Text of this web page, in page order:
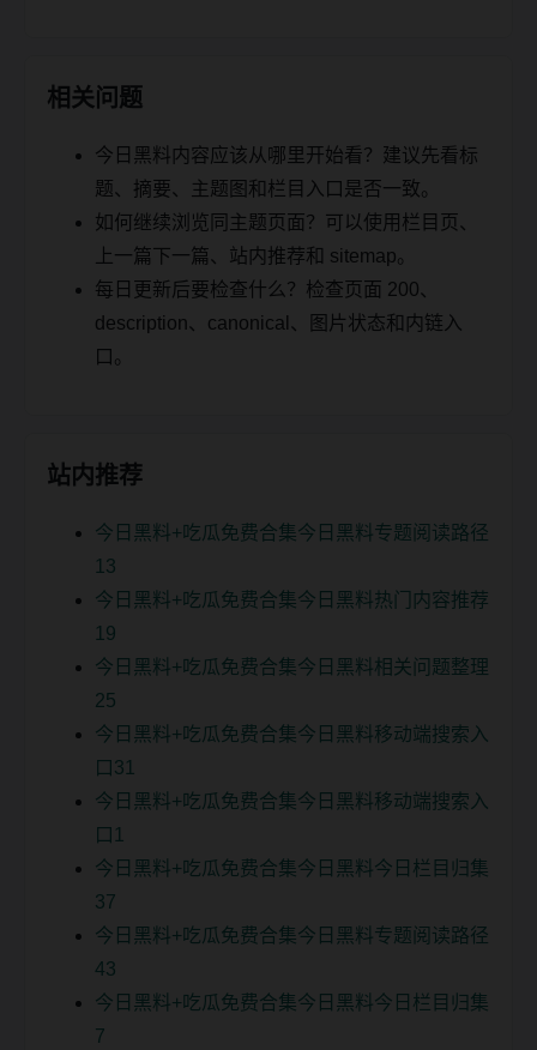
相关问题
今日黑料内容应该从哪里开始看？建议先看标
题、摘要、主题图和栏目入口是否一致。
如何继续浏览同主题页面？可以使用栏目页、
上一篇下一篇、站内推荐和 sitemap。
每日更新后要检查什么？检查页面 200、
description、canonical、图片状态和内链入
口。
站内推荐
今日黑料+吃瓜免费合集今日黑料专题阅读路径
13
今日黑料+吃瓜免费合集今日黑料热门内容推荐
19
今日黑料+吃瓜免费合集今日黑料相关问题整理
25
今日黑料+吃瓜免费合集今日黑料移动端搜索入
口31
今日黑料+吃瓜免费合集今日黑料移动端搜索入
口1
今日黑料+吃瓜免费合集今日黑料今日栏目归集
37
今日黑料+吃瓜免费合集今日黑料专题阅读路径
43
今日黑料+吃瓜免费合集今日黑料今日栏目归集
7